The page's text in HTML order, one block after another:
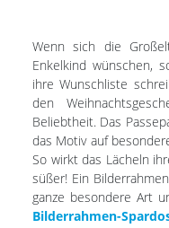
Wenn sich die
Enkelkind wünschen,
ihre Wunschliste
den
Beliebtheit. Das
das Motiv auf
So wirkt das Lächeln
süßer! Ein
ganze besondere Art
Bilderrahmen-